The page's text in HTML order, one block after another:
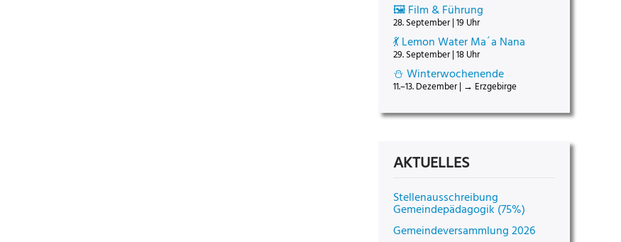
🖼️ Film & Führung
28. September | 19 Uhr
💃 Lemon Water Ma´a Nana
29. September | 18 Uhr
⛄ Winterwochenende
11.–13. Dezember | → Erzgebirge
AKTUELLES
Stellenausschreibung
Gemeindepädagogik (75%)
Gemeindeversammlung 2026